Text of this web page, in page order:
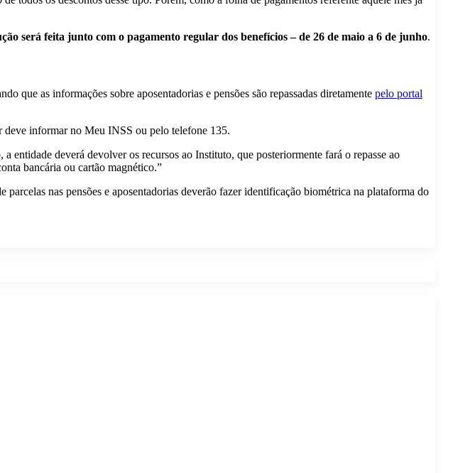
será feita junto com o pagamento regular dos benefícios – de 26 de maio a 6 de junho.
que as informações sobre aposentadorias e pensões são repassadas diretamente pelo portal
deve informar no Meu INSS ou pelo telefone 135.
entidade deverá devolver os recursos ao Instituto, que posteriormente fará o repasse ao
bancária ou cartão magnético.”
nas pensões e aposentadorias deverão fazer identificação biométrica na plataforma do